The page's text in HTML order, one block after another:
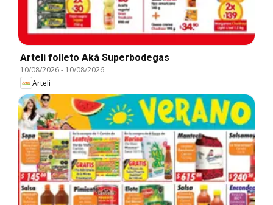
Arteli folleto Aká Superbodegas
10/08/2026- 10/08/2026
Arteli